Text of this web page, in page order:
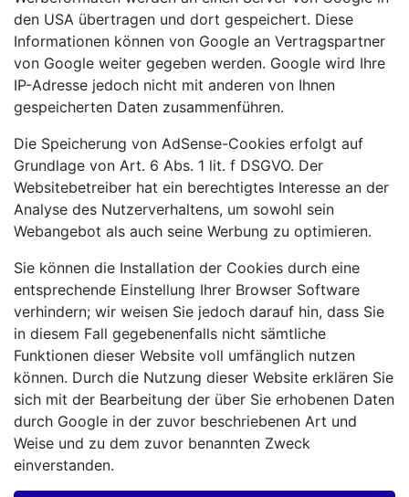
den USA übertragen und dort gespeichert. Diese
Informationen können von Google an Vertragspartner
von Google weiter gegeben werden. Google wird Ihre
IP-Adresse jedoch nicht mit anderen von Ihnen
gespeicherten Daten zusammenführen.
Die Speicherung von AdSense-Cookies erfolgt auf
Grundlage von Art. 6 Abs. 1 lit. f DSGVO. Der
Websitebetreiber hat ein berechtigtes Interesse an der
Analyse des Nutzerverhaltens, um sowohl sein
Webangebot als auch seine Werbung zu optimieren.
Sie können die Installation der Cookies durch eine
entsprechende Einstellung Ihrer Browser Software
verhindern; wir weisen Sie jedoch darauf hin, dass Sie
in diesem Fall gegebenenfalls nicht sämtliche
Funktionen dieser Website voll umfänglich nutzen
können. Durch die Nutzung dieser Website erklären Sie
sich mit der Bearbeitung der über Sie erhobenen Daten
durch Google in der zuvor beschriebenen Art und
Weise und zu dem zuvor benannten Zweck
einverstanden.